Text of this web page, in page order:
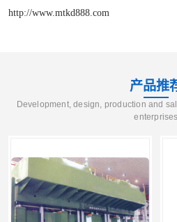
http://www.mtkd888.com
产品推
Development, design, production and
enterprises